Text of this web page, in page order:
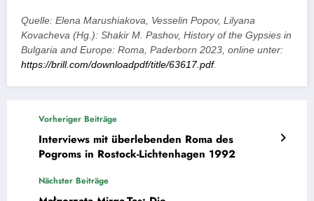
Quelle: Elena Marushiakova, Vesselin Popov, Lilyana
Kovacheva (Hg.): Shakir M. Pashov, History of the Gypsies in
Bulgaria and Europe: Roma, Paderborn 2023, online unter:
https://brill.com/downloadpdf/title/63617.pdf.
Vorheriger Beiträge
Interviews mit überlebenden Roma des
Pogroms in Rostock-Lichtenhagen 1992
Nächster Beiträge